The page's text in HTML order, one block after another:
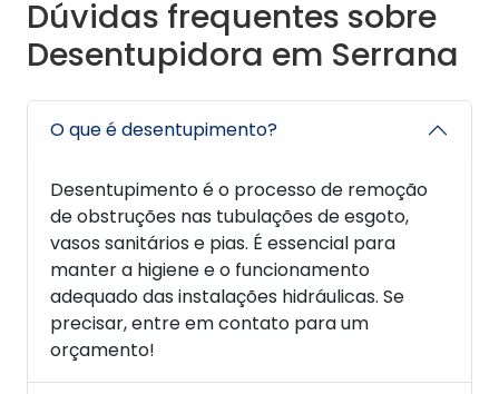
Dúvidas frequentes sobre
Desentupidora em Serrana
O que é desentupimento?
Desentupimento é o processo de remoção
de obstruções nas tubulações de esgoto,
vasos sanitários e pias. É essencial para
manter a higiene e o funcionamento
adequado das instalações hidráulicas. Se
precisar, entre em contato para um
orçamento!